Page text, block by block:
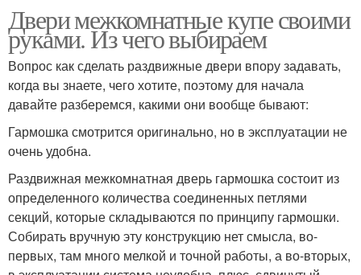
Двери межкомнатные купе своими
руками. Из чего выбираем
Вопрос как сделать раздвижные двери впору задавать,
когда вы знаете, чего хотите, поэтому для начала
давайте разберемся, какими они вообще бывают:
Гармошка смотрится оригинально, но в эксплуатации не
очень удобна.
Раздвижная межкомнатная дверь гармошка состоит из
определенного количества соединенных петлями
секций, которые складываются по принципу гармошки.
Собирать вручную эту конструкцию нет смысла, во-
первых, там много мелкой и точной работы, а во-вторых,